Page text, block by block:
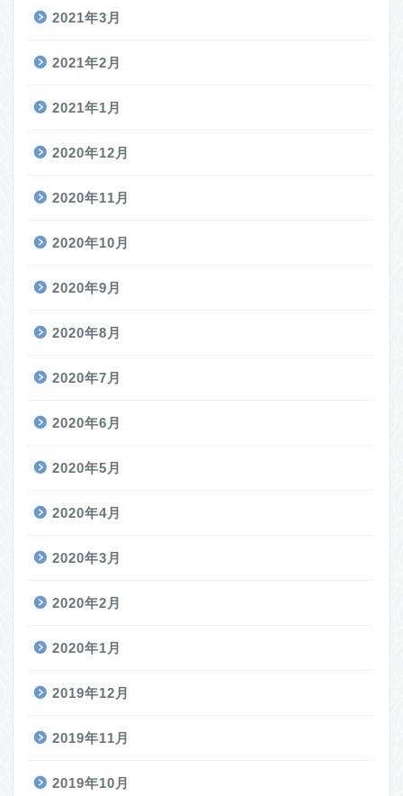
2021年3月
2021年2月
2021年1月
2020年12月
2020年11月
2020年10月
2020年9月
2020年8月
2020年7月
2020年6月
2020年5月
2020年4月
2020年3月
2020年2月
2020年1月
2019年12月
2019年11月
2019年10月